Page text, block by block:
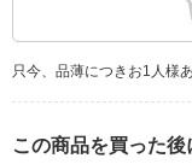
只今、品薄につきお1人様
この商品を買った